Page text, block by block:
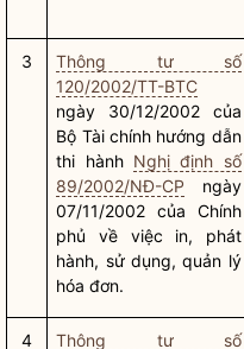
3
Thông tư số
120/2002/TT-BTC
ngày 30/12/2002 của
Bộ Tài chính hướng dẫn
thi hành Nghị định số
89/2002/NĐ-CP ngày
07/11/2002 của Chính
phủ về việc in, phát
hành, sử dụng, quản lý
hóa đơn.
4
Thông tư số